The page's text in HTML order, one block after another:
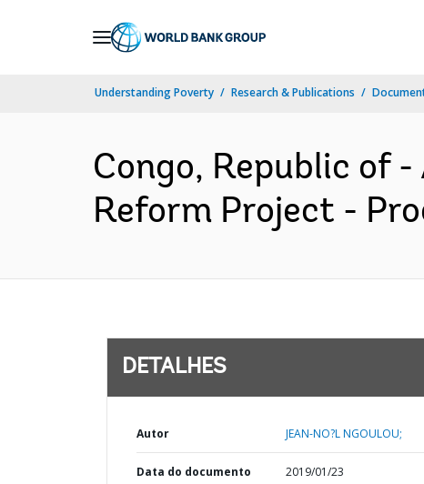
Understanding Poverty Research & Publications
Congo, Republic of
Reform Project -
DETALHES
Autor JEAN-NO?L NGOULOU;
Data do documento 2019/01/23